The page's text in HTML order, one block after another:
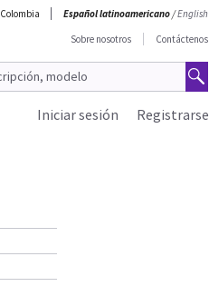
Colombia Español latinoamericano/English
Sobre nosotros
Contáctenos
Registrarse
Iniciar sesión